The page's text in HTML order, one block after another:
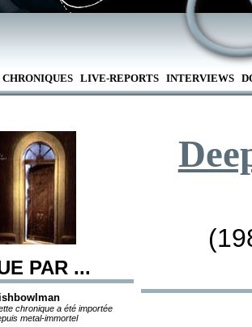
CHRONIQUES LIVE-REPORTS INTERVIEWS
PAR ...
chronique a été importée
metal-immortel